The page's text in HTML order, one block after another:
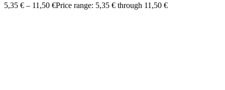
5,35 € – 11,50 €Price range: 5,35 € through 11,50 €